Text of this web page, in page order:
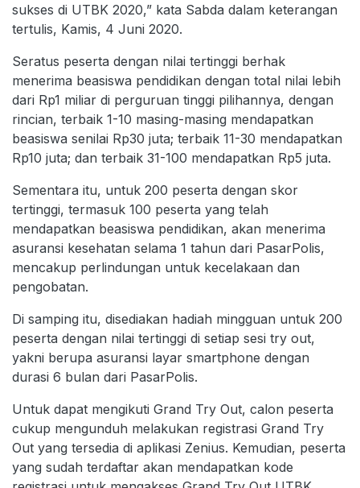
sukses di UTBK 2020,” kata Sabda dalam keterangan
tertulis, Kamis, 4 Juni 2020.
Seratus peserta dengan nilai tertinggi berhak
menerima beasiswa pendidikan dengan total nilai lebih
dari Rp1 miliar di perguruan tinggi pilihannya, dengan
rincian, terbaik 1-10 masing-masing mendapatkan
beasiswa senilai Rp30 juta; terbaik 11-30 mendapatkan
Rp10 juta; dan terbaik 31-100 mendapatkan Rp5 juta.
Sementara itu, untuk 200 peserta dengan skor
tertinggi, termasuk 100 peserta yang telah
mendapatkan beasiswa pendidikan, akan menerima
asuransi kesehatan selama 1 tahun dari PasarPolis,
mencakup perlindungan untuk kecelakaan dan
pengobatan.
Di samping itu, disediakan hadiah mingguan untuk 200
peserta dengan nilai tertinggi di setiap sesi try out,
yakni berupa asuransi layar smartphone dengan
durasi 6 bulan dari PasarPolis.
Untuk dapat mengikuti Grand Try Out, calon peserta
cukup mengunduh melakukan registrasi Grand Try
Out yang tersedia di aplikasi Zenius. Kemudian, peserta
yang sudah terdaftar akan mendapatkan kode